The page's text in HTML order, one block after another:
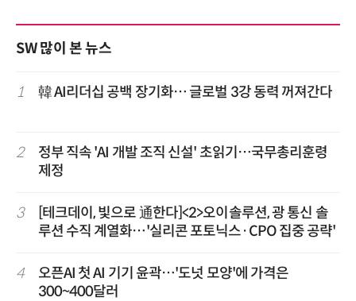
SW 많이 본 뉴스
1 韓 AI리더십 공백 장기화… 글로벌 3강 동력 꺼져간다
2
정부 직속 'AI 개발 조직 신설' 초읽기…국무총리훈령
제정
3
[테크데이, 빛으로 通한다]<2>오이솔루션, 광 통신 솔
루션 수직 계열화…'실리콘 포토닉스·CPO 집중 공략'
4
오픈AI 첫 AI 기기 윤곽…'도넛 모양'에 가격은
300~400달러